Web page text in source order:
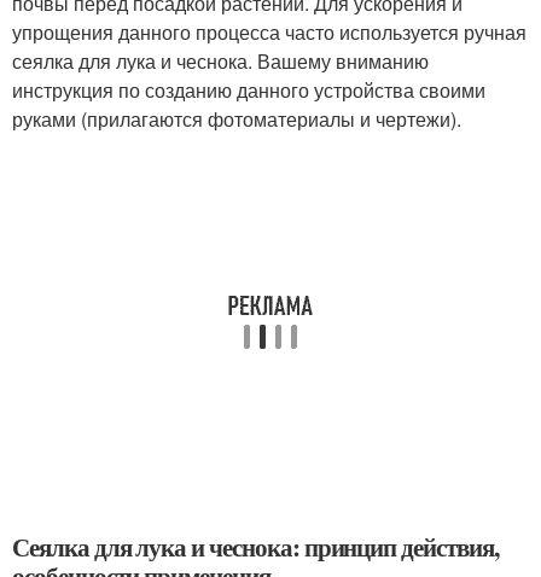
упрощения данного процесса часто используется ручная
сеялка для лука и чеснока. Вашему вниманию
инструкция по созданию данного устройства своими
руками (прилагаются фотоматериалы и чертежи).
Сеялка для лука и чеснока: принцип действия,